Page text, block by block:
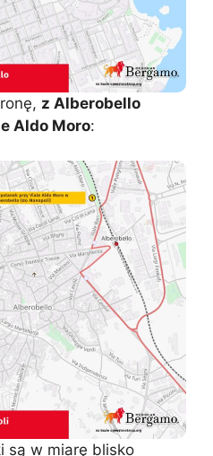
z Alberobello
Aldo Moro:
są w miarę blisko